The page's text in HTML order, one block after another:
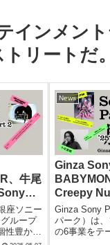
インメン
リートだ。
、牛尾
2 、
22日
座ソニー
ループ
性豊かな
ともにつ
News
Ginza
Creepy
が参加す
展 2025」
日（日）
Ginza Sony
パーク）は
の6事業をテ
6組のアーテ